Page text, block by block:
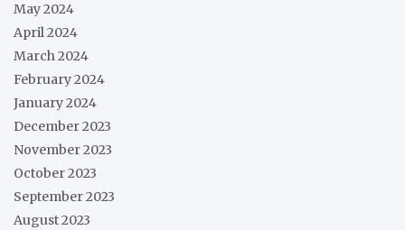
May 2024
April 2024
March 2024
February 2024
January 2024
December 2023
November 2023
October 2023
September 2023
August 2023